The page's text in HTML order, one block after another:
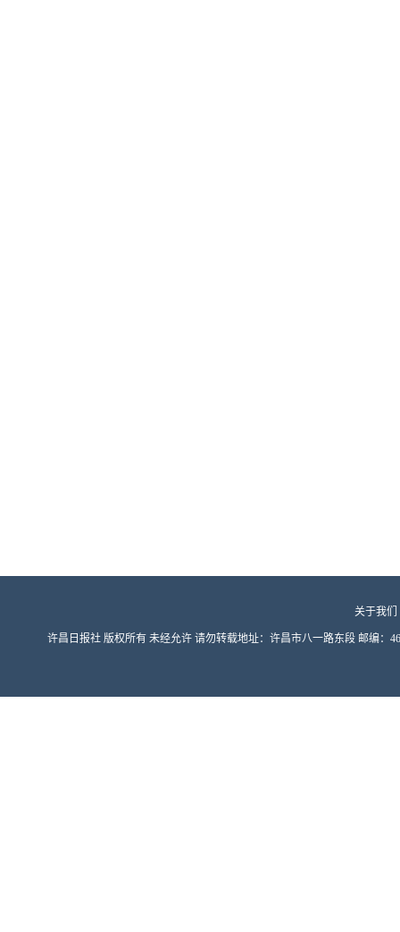
关于我们
许昌日报社 版权所有 未经允许 请勿转载地址：许昌市八一路东段 邮编：